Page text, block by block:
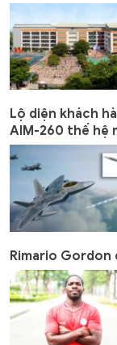
Lộ diện khách
AIM-260 thế hệ
Rimario